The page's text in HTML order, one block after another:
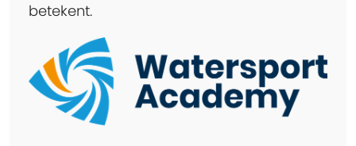
betekent.